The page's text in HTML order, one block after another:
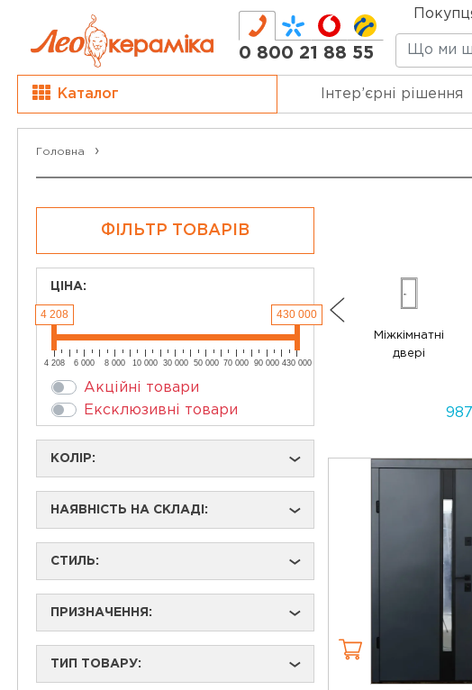
0 800 21 88 55
Каталог Інтер’єрні рішення
Головна
ФІЛЬТР ТОВАРІВ
ЦІНА:
4 208 430 000
4 208 6 000 8 000 10 000 30 000 50 000 70 000 90 000 430 000
Акційні товари
Ексклюзивні товари
КОЛІР: ›
НАЯВНІСТЬ НА СКЛАДІ: ›
СТИЛЬ: ›
ПРИЗНАЧЕННЯ: ›
ТИП ТОВАРУ: ›
Міжкімнатні
двері
987